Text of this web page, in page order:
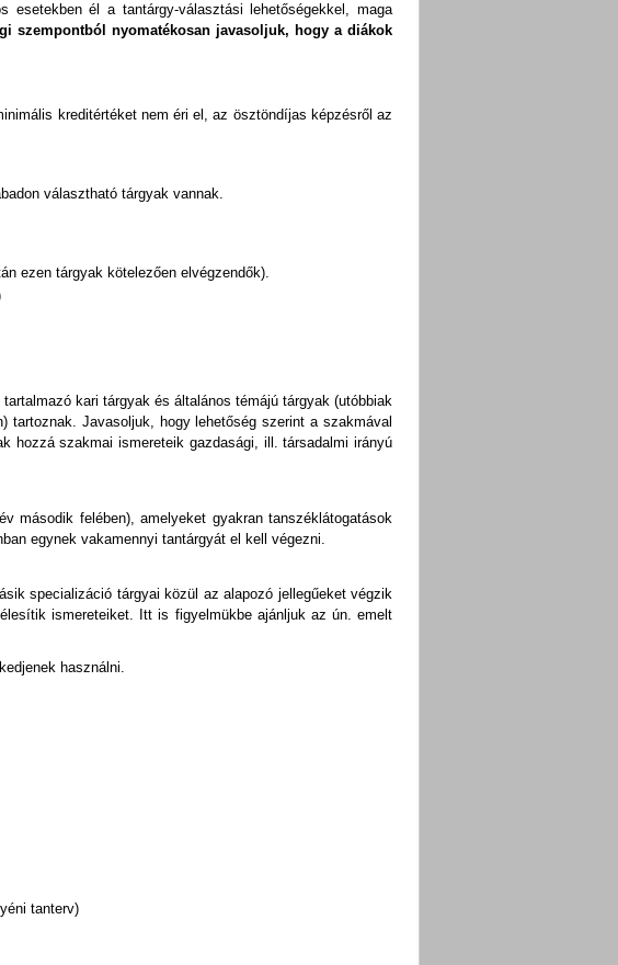
él a tantárgy-választási lehetőségekkel, maga
szempontból nyomatékosan javasoljuk, hogy a diákok
kreditértéket nem éri el, az ösztöndíjas képzésről az
választható tárgyak vannak.
ezen tárgyak kötelezően elvégzendők).
kari tárgyak és általános témájú tárgyak (utóbbiak
tartoznak. Javasoljuk, hogy lehetőség szerint a szakmával
hozzá szakmai ismereteik gazdasági, ill. társadalmi irányú
második felében), amelyeket gyakran tanszéklátogatások
egynek vakamennyi tantárgyát el kell végezni.
specializáció tárgyai közül az alapozó jellegűeket végzik
ismereteiket. Itt is figyelmükbe ajánljuk az ún. emelt
használni.
tanterv)